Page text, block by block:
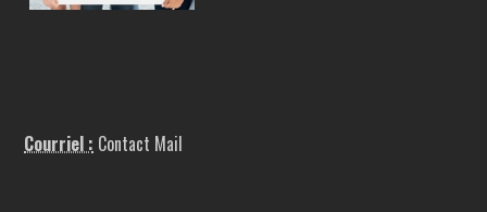
Courriel : Contact Mail